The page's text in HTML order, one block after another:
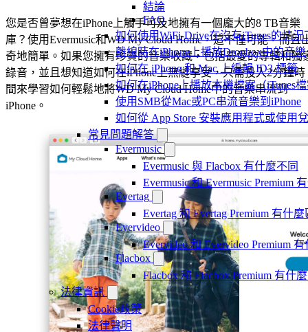
結論
FAQ
如何使用WiFi-Drive在沒有iTunes的情
離線時在iPhone上播放Dropbox中的音樂
如何在 iPhone 和 Mac 上編輯 ID3 標籤
如何在iPhone上播放本機檔案（iTunes
使用SMB從Mac或PC串流音樂到iPhone
如何從 App Store 安裝應用程式或使用
常見問題解答
Evermusic
Evermusic 與 Flacbox 有什麼不同
Evermusic 和 Evermusic Premium
Evertag
Evertag 和 Evertag Premium 有什
Evervideo
Evervideo 和 Evervideo Premium
Flacbox
Flacbox 和 Flacbox Premium 有什
法律資訊
Cookie政策
法律聲明
您是否曾夢想在iPhone上觸手可及地擁有一個龐大的8 TB音樂
庫？使用Evermusic和WD My Cloud Home，這不僅可能，而且
奇地簡單。如果您擁有珍貴的音樂收藏，包括最愛的專輯和獨
錄音，並且想知道如何在iPhone上無縫享受，只需投入2分鐘時
間來學習如何輕鬆地將WD My Cloud Home中的音樂串流到
iPhone。